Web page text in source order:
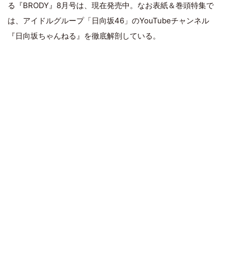
る『BRODY』8月号は、現在発売中。なお表紙＆巻頭特集で
は、アイドルグループ「日向坂46」のYouTubeチャンネル
『日向坂ちゃんねる』を徹底解剖している。